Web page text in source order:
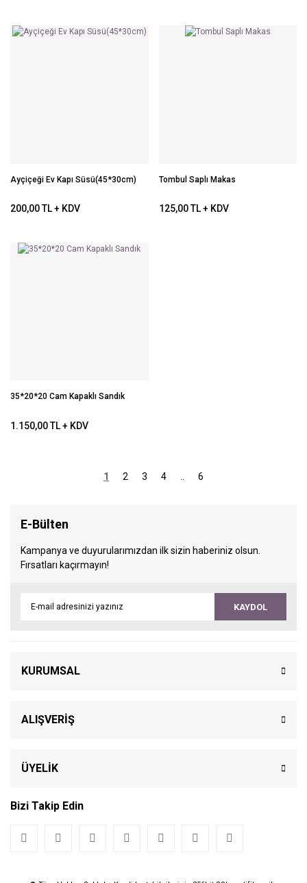
Ayçiçeği Ev Kapı Süsü(45*30cm)
200,00 TL + KDV
Tombul Saplı Makas
125,00 TL + KDV
35*20*20 Cam Kapaklı Sandık
1.150,00 TL + KDV
1 2 3 4 6
E-Bülten
Kampanya ve duyurularımızdan ilk sizin haberiniz olsun.
Fırsatları kaçırmayın!
KAYDOL
KURUMSAL
ALIŞVERİŞ
ÜYELİK
Bizi Takip Edin